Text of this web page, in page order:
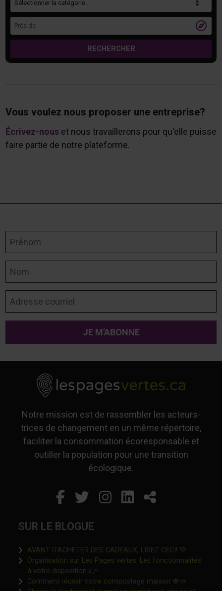

RECHERCHER
Vous voulez nous proposer une entreprise?
Écrivez-nouset nous travaillerons pour qu'elle puisse
faire partie de notre plateforme.
Notre mission est de rassembler les acteurs-
trices de changement en un même répertoire,
faciliter la consommation écoresponsable et
outiller la population pour une transition
écologique.
Facebook
Ce lien s'ouvrira dans
Twitter
Ce lien s'ouvrira
Instagram
Ce lien s'ouvrira
LinkedIn
Ce lien
Partager
SUR LE BLOGUE
AVANT D’ACHETER DES CADEAUX, LISEZ CECI! 💚
Organisation sur Les Pages vertes: Les fonctionnalités
à votre disposition 👉Ce lien s'ouvrira dans une nouvelle
Comment réussir votre compostage maison 🍓🥙